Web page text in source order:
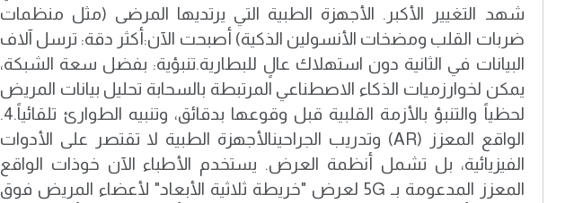
شهد التغيير الأكبر. الأجهزة الطبية التي يرتديها المرضى (مثل منظمات
ضربات القلب ومضخات الأنسولين الذكية) أصبحت الآن: ​أكثر دقة: ترسل آلاف
البيانات في الثانية دون استهلاك عالٍ للبطارية. ​تنبؤية: بفضل سعة الشبكة،
يمكن لخوارزميات الذكاء الاصطناعي المرتبطة بالسحابة تحليل بيانات المريض
لحظياً والتنبؤ بالأزمة القلبية قبل وقوعها بدقائق، وتنبيه الطوارئ تلقائياً. ​4.
الواقع المعزز (AR) وتدريب الجراحين ​الأجهزة الطبية لا تقتصر على الأدوات
الفيزيائية، بل تشمل أنظمة العرض. يستخدم الأطباء الآن خوذات الواقع
المعزز المدعومة بـ 5G لعرض "خريطة ثلاثية الأبعاد" لأعضاء المريض فوق